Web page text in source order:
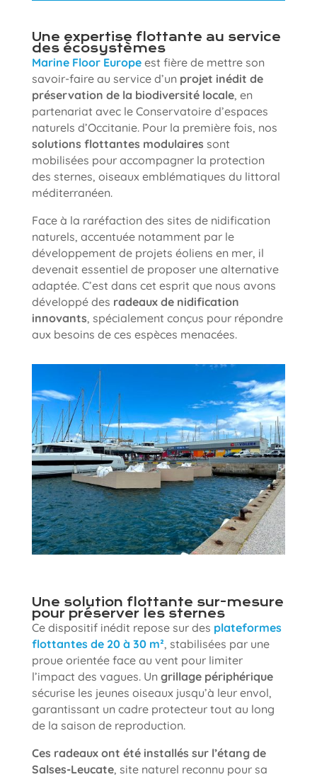
Une expertise flottante au service
des écosystèmes
Marine Floor Europeest fière de mettre son
savoir-faire au service d’un projet inédit de
préservation de la biodiversité locale, en
partenariat avec le Conservatoire d’espaces
naturels d’Occitanie. Pour la première fois, nos
solutions flottantes modulaires sont
mobilisées pour accompagner la protection
des sternes, oiseaux emblématiques du littoral
méditerranéen.
Face à la raréfaction des sites de nidification
naturels, accentuée notamment par le
développement de projets éoliens en mer, il
devenait essentiel de proposer une alternative
adaptée. C’est dans cet esprit que nous avons
développé des radeaux de nidification
innovants, spécialement conçus pour répondre
aux besoins de ces espèces menacées.
Une solution flottante sur-mesure
pour préserver les sternes
Ce dispositif inédit repose sur des plateformes
flottantes de 20 à 30 m², stabilisées par une
proue orientée face au vent pour limiter
l’impact des vagues. Un grillage périphérique
sécurise les jeunes oiseaux jusqu’à leur envol,
garantissant un cadre protecteur tout au long
de la saison de reproduction.
Ces radeaux ont été installés sur l’étang de
Salses-Leucate, site naturel reconnu pour sa